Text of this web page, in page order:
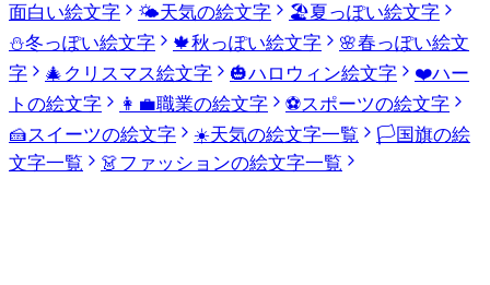
面白い絵文字
🌤️天気の絵文字 🏖️夏っぽい絵文字
⛄冬っぽい絵文字 🍁秋っぽい絵文字 🌸春っぽい絵文
字
🎄 クリスマス絵文字 🎃ハロウィン絵文字 ❤️ハー
トの絵文字
👩‍💼職業の絵文字 ⚽スポーツの絵文字
🍰スイーツの絵文字 ☀️天気の絵文字一覧 🏳️国旗の絵
文字一覧
👗ファッションの絵文字一覧